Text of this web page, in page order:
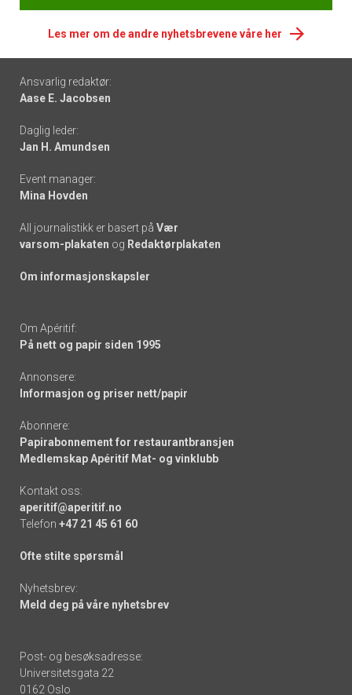
Les mer om de andre nyhetsbrevene våre her
Footer
-
links
Ansvarlig redaktør:
Aase E. Jacobsen
Daglig leder:
Jan H. Amundsen
Event manager:
Mina Hovden
All journalistikk er basert på Vær
varsom-plakaten og Redaktørplakaten
Om informasjonskapsler
Om Apéritif:
På nett og papir siden 1995
Annonsere:
Informasjon og priser nett/papir
Abonnere:
Papirabonnement for restaurantbransjen
Medlemskap Apéritif Mat- og vinklubb
Kontakt oss:
aperitif@aperitif.no
Telefon +47 21 45 61 60
Ofte stilte spørsmål
Nyhetsbrev:
Meld deg på våre nyhetsbrev
Post- og besøksadresse:
Universitetsgata 22
0162 Oslo